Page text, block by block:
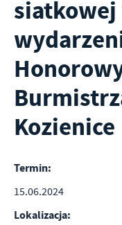
siatkowej
Kozienice
Termin:
15.06.2024
Lokalizacja: